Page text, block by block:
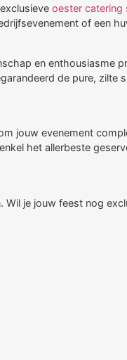
oester catering
of een
en enthousiasme
de pure, zilte
jouw evenement
het allerbeste
je jouw feest nog